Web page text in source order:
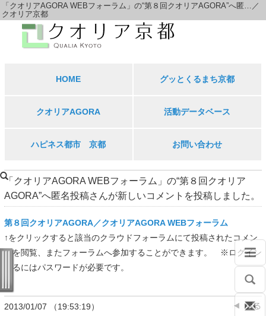
「クオリアAGORA WEBフォーラム」の“第８回クオリアAGORA”へ匿…／
クオリア京都
HOME グッとくるまち京都
クオリアAGORA 活動データベース
ハピネス都市 京都 お問い合わせ
「クオリアAGORA WEBフォーラム」の“第８回クオリア
AGORA”へ匿名投稿さんが新しいコメントを投稿しました。
第８回クオリアAGORA／クオリアAGORA WEBフォーラム
↑をクリックすると該当のクラウドフォーラムにて投稿されたコメン
トを閲覧、またフォーラムへ参加することができます。 ※ログイン
するにはパスワードが必要です。
2013/01/07 （19:53:19）
クオリアAGORA
活動データベース
クオリアAGORA報告
グッとくるまち京都
ハピネス都市 京都
クオリア塾
活動データベース内を検索
OR→OR検索
[キーワード]→NOT検索